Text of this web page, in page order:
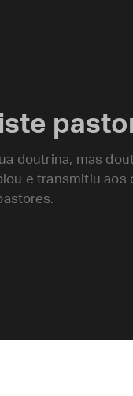
doutrina, mas
e transmitiu aos